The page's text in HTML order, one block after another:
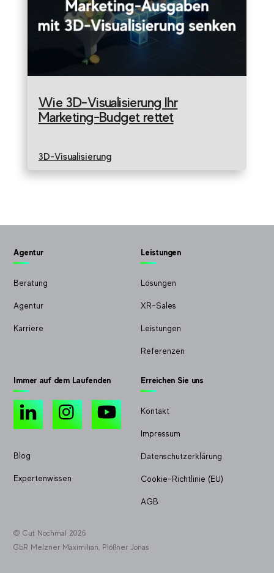
Wie 3D-Visualisierung Ihr
Marketing-Budget rettet
3D-Visualisierung
Agentur
Beratung
Agentur
Karriere
Leistungen
Lösungen
XR-Sales
Leistungen
Referenzen
Immer auf dem Laufenden
LinkedIn Instagram
Blog
Expertenwissen
Erreichen Sie uns
Kontakt
Impressum
Datenschutzerklärung
Cookie-Richtlinie (EU)
AGB
© Cut Nochmal 2026
GbR Melzner Maximilian, Plößner Jonas